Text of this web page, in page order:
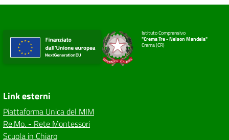
Istituto Comprensivo
"Crema Tre - Nelson Mandela"
Crema (CR)
Link esterni
Piattaforma Unica del MIM
Re.Mo. - Rete Montessori
Scuola in Chiaro